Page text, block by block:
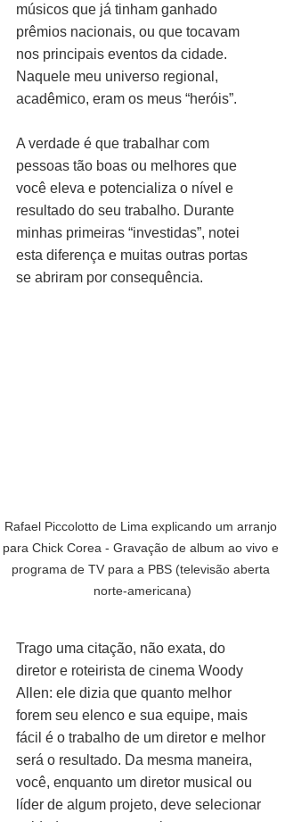
músicos que já tinham ganhado
prêmios nacionais, ou que tocavam
nos principais eventos da cidade.
Naquele meu universo regional,
acadêmico, eram os meus “heróis”.
A verdade é que trabalhar com
pessoas tão boas ou melhores que
você eleva e potencializa o nível e
resultado do seu trabalho. Durante
minhas primeiras “investidas”, notei
esta diferença e muitas outras portas
se abriram por consequência.
Rafael Piccolotto de Lima explicando um arranjo
para Chick Corea - Gravação de album ao vivo e
programa de TV para a PBS (televisão aberta
norte-americana)
Trago uma citação, não exata, do
diretor e roteirista de cinema Woody
Allen: ele dizia que quanto melhor
forem seu elenco e sua equipe, mais
fácil é o trabalho de um diretor e melhor
será o resultado. Da mesma maneira,
você, enquanto um diretor musical ou
líder de algum projeto, deve selecionar